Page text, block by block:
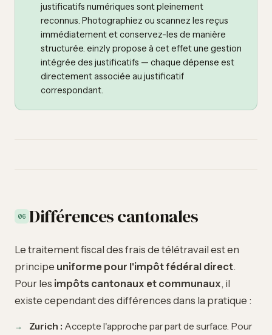
justificatifs numériques sont pleinement
reconnus. Photographiez ou scannez les reçus
immédiatement et conservez-les de manière
structurée. einzly propose à cet effet une gestion
intégrée des justificatifs — chaque dépense est
directement associée au justificatif
correspondant.
06 Différences cantonales
Le traitement fiscal des frais de télétravail est en
principe uniforme pour l'impôt fédéral direct.
Pour les impôts cantonaux et communaux, il
existe cependant des différences dans la pratique :
Zurich : Accepte l'approche par part de surface. Pour